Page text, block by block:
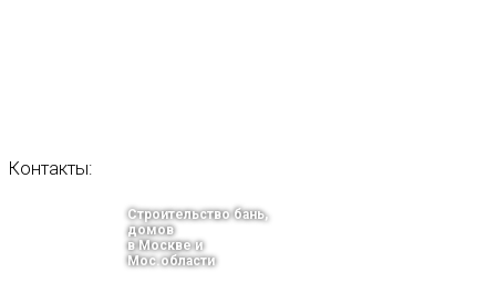
Контакты:
Строительство бань,
домов
в Москве и
Мос.области